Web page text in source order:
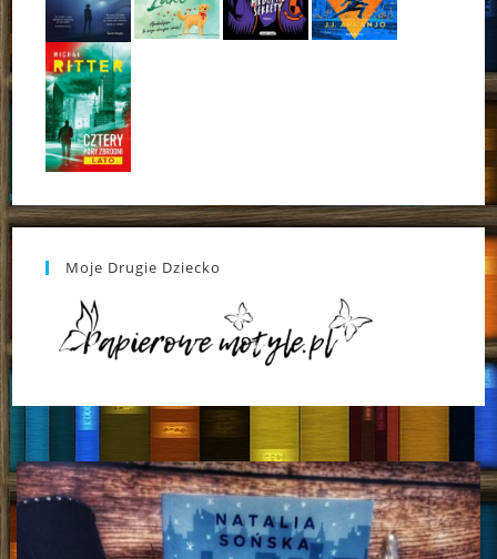
Moje Drugie Dziecko